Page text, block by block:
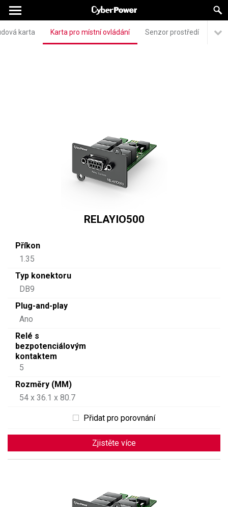
karta Karta pro místní ovládání Senzor prostředí
RELAYIO500
Příkon
1.35
Typ konektoru
DB9
Plug-and-play
Ano
Relé s
bezpotenciálovým
kontaktem
5
Rozměry (MM)
54 x 36.1 x 80.7
Přidat pro porovnání
Zjistěte více